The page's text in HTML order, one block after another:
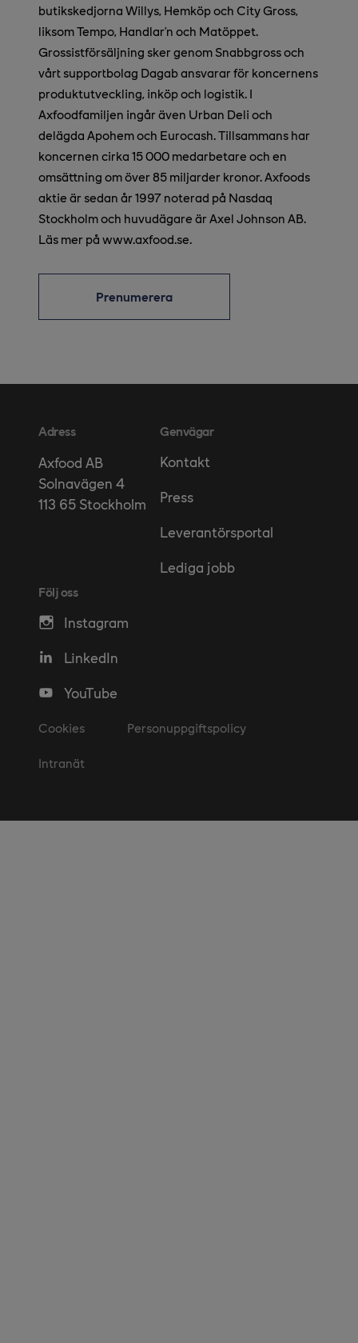
butikskedjorna Willys, Hemköp och City Gross,
liksom Tempo, Handlar’n och Matöppet.
Grossistförsäljning sker genom Snabbgross och
vårt supportbolag Dagab ansvarar för koncernens
produktutveckling, inköp och logistik. I
Axfoodfamiljen ingår även Urban Deli och
delägda Apohem och Eurocash. Tillsammans har
koncernen cirka 15 000 medarbetare och en
omsättning om över 85 miljarder kronor. Axfoods
aktie är sedan år 1997 noterad på Nasdaq
Stockholm och huvudägare är Axel Johnson AB.
Läs mer på www.axfood.se.
Prenumerera
Adress
Axfood AB
Solnavägen 4
113 65 Stockholm
Genvägar
Kontakt
Press
Leverantörsportal
Lediga jobb
Följ oss
Instagram
LinkedIn
YouTube
Cookies Personuppgiftspolicy
Intranät